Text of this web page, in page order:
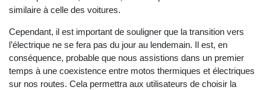
similaire à celle des voitures.
Cependant, il est important de souligner que la transition vers
l’électrique ne se fera pas du jour au lendemain. Il est, en
conséquence, probable que nous assistions dans un premier
temps à une coexistence entre motos thermiques et électriques
sur nos routes. Cela permettra aux utilisateurs de choisir la